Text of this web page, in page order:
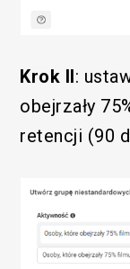
Krok II:
obejrzały
retencji (90